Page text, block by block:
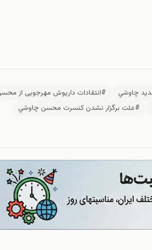
چاوشي
#انتقادات داریوش مهرجویی از
#علت برگزار نشدن كنسرت محسن چاوشي